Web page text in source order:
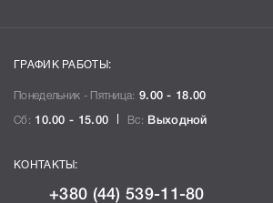
ГРАФИК РАБОТЫ:
Понедельник - Пятница: 9.00 - 18.00
Сб: 10.00 - 15.00 Вс: Выходной
КОНТАКТЫ:
+380 (44) 539-11-80